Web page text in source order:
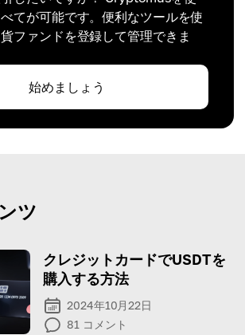
てが可能です。便利なツールを使
ファンドを登録して管理できま
始めましょう
ツ
クレジットカードでUSDTを
購入する方法
2024年10月22日
81 コメント